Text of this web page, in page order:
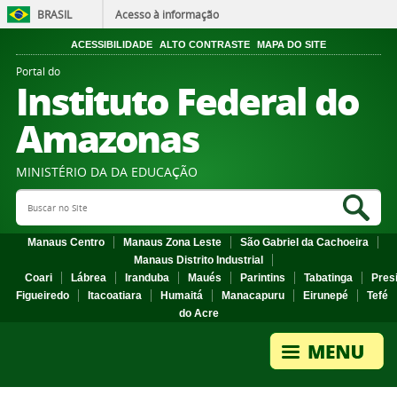
BRASIL Acesso à informação
ACESSIBILIDADE ALTO CONTRASTE MAPA DO SITE
Portal do
Instituto Federal do
Amazonas
MINISTÉRIO DA DA EDUCAÇÃO
Search Site
Manaus Centro Manaus Zona Leste
São Gabriel da Cachoeira
Manaus Distrito Industrial
Coari
Lábrea Iranduba Maués Parintins Tabatinga
Figueiredo
Itacoatiara Humaitá Manacapuru Eirunepé
Tefé
do Acre